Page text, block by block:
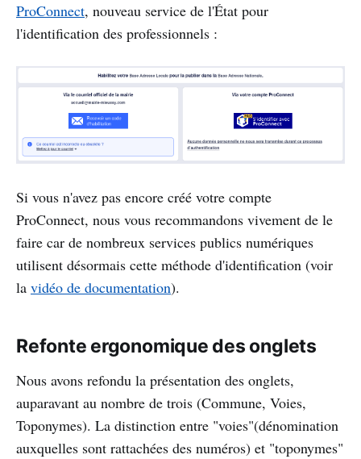
ProConnect, nouveau service de l'État pour
l'identification des professionnels :
Si vous n'avez pas encore créé votre compte
ProConnect, nous vous recommandons vivement de le
faire car de nombreux services publics numériques
utilisent désormais cette méthode d'identification (voir
la vidéo de documentation).
Refonte ergonomique des onglets
Nous avons refondu la présentation des onglets,
auparavant au nombre de trois (Commune, Voies,
Toponymes). La distinction entre "voies"(dénomination
auxquelles sont rattachées des numéros) et "toponymes"